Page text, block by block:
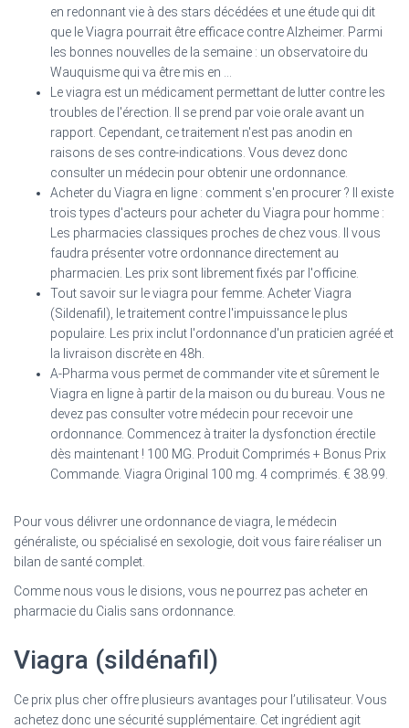
en redonnant vie à des stars décédées et une étude qui dit
que le Viagra pourrait être efficace contre Alzheimer. Parmi
les bonnes nouvelles de la semaine : un observatoire du
Wauquisme qui va être mis en ...
Le viagra est un médicament permettant de lutter contre les
troubles de l'érection. Il se prend par voie orale avant un
rapport. Cependant, ce traitement n'est pas anodin en
raisons de ses contre-indications. Vous devez donc
consulter un médecin pour obtenir une ordonnance.
Acheter du Viagra en ligne : comment s'en procurer ? Il existe
trois types d'acteurs pour acheter du Viagra pour homme :
Les pharmacies classiques proches de chez vous. Il vous
faudra présenter votre ordonnance directement au
pharmacien. Les prix sont librement fixés par l'officine.
Tout savoir sur le viagra pour femme. Acheter Viagra
(Sildenafil), le traitement contre l'impuissance le plus
populaire. Les prix inclut l'ordonnance d'un praticien agréé et
la livraison discrète en 48h.
A-Pharma vous permet de commander vite et sûrement le
Viagra en ligne à partir de la maison ou du bureau. Vous ne
devez pas consulter votre médecin pour recevoir une
ordonnance. Commencez à traiter la dysfonction érectile
dès maintenant ! 100 MG. Produit Comprimés + Bonus Prix
Commande. Viagra Original 100 mg. 4 comprimés. € 38.99.
Pour vous délivrer une ordonnance de viagra, le médecin
généraliste, ou spécialisé en sexologie, doit vous faire réaliser un
bilan de santé complet.
Comme nous vous le disions, vous ne pourrez pas acheter en
pharmacie du Cialis sans ordonnance.
Viagra (sildénafil)
Ce prix plus cher offre plusieurs avantages pour l’utilisateur. Vous
achetez donc une sécurité supplémentaire. Cet ingrédient agit